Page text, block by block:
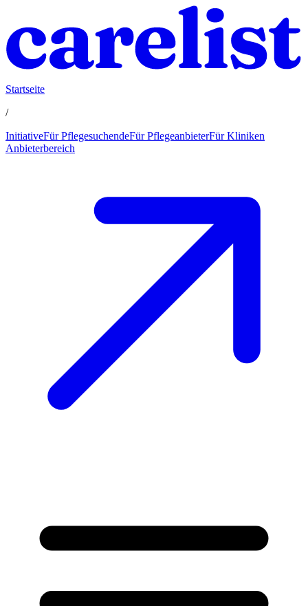
Startseite
/
InitiativeFür PflegesuchendeFür PflegeanbieterFür Kliniken
Anbieterbereich